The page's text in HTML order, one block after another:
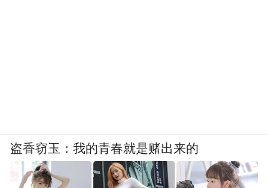
盗香窃玉：我的青春就是赌出来的